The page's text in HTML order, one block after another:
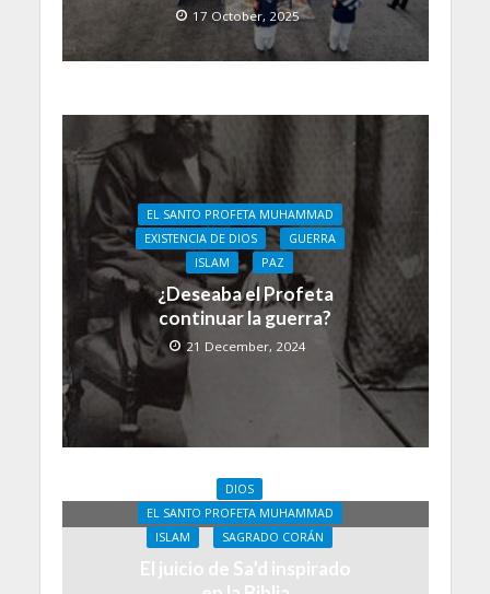
17 October, 2025
EL SANTO PROFETA MUHAMMAD
EXISTENCIA DE DIOS
GUERRA
ISLAM
PAZ
¿Deseaba el Profeta
continuar la guerra?
21 December, 2024
DIOS
EL SANTO PROFETA MUHAMMAD
ISLAM
SAGRADO CORÁN
El juicio de Sa’d inspirado